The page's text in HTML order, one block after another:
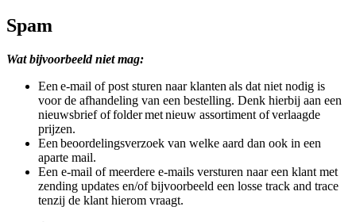
Spam
Wat bijvoorbeeld niet mag:
Een e-mail of post sturen naar klanten als dat niet nodig is
voor de afhandeling van een bestelling. Denk hierbij aan een
nieuwsbrief of folder met nieuw assortiment of verlaagde
prijzen.
Een beoordelingsverzoek van welke aard dan ook in een
aparte mail.
Een e-mail of meerdere e-mails versturen naar een klant met
zending updates en/of bijvoorbeeld een losse track and trace
tenzij de klant hierom vraagt.